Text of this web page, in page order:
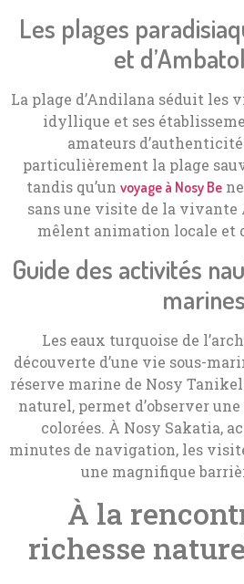
Les plages
et
La plage d’Andilana séduit les
idyllique et ses
amateurs
particulièrement la plage
tandis qu’un voyage à Nosy Be
sans une visite de la vivante
mêlent animation locale et
Guide des activités
marines
Les eaux turquoise de
découverte d’une vie sous-
réserve marine de Nosy
naturel, permet d’observer
colorées. À Nosy Sakatia,
minutes de navigation, les
une magnifique
À la
richesse